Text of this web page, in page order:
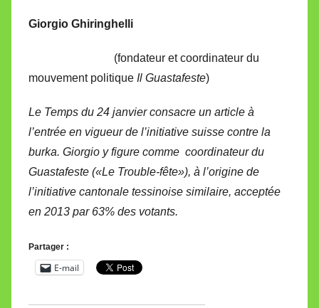
Giorgio Ghiringhelli
(fondateur et coordinateur du
mouvement politique Il Guastafeste)
Le Temps du 24 janvier consacre un article à
l’entrée en vigueur de l’initiative suisse contre la
burka. Giorgio y figure comme coordinateur du
Guastafeste («Le Trouble-fête»), à l’origine de
l’initiative cantonale tessinoise similaire, acceptée
en 2013 par 63% des votants.
Partager :
E-mail